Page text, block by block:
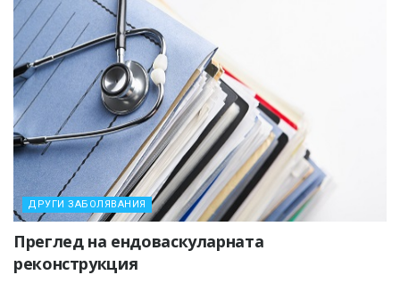
ДРУГИ ЗАБОЛЯВАНИЯ
Преглед на ендоваскуларната
реконструкция